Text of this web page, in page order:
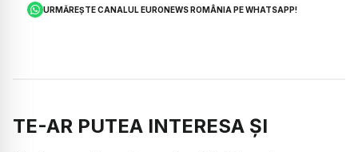
URMĂREȘTE CANALUL EURONEWS ROMÂNIA PE WHATSAPP!
TE-AR PUTEA INTERESA ȘI